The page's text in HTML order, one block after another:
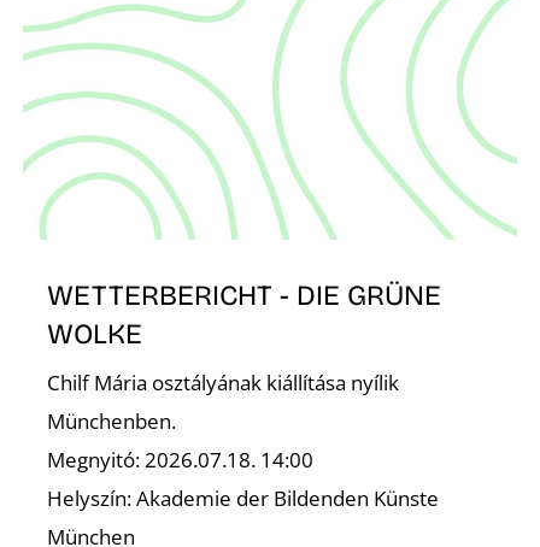
WETTERBERICHT - DIE GRÜNE
WOLKE
Chilf Mária osztályának kiállítása nyílik
Münchenben.
Megnyitó: 2026.07.18. 14:00
Helyszín: Akademie der Bildenden Künste
München